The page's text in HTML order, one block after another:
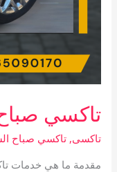
تاكسي
تاكسى,تاكسي صباح
مقدمة ما هي خدمات